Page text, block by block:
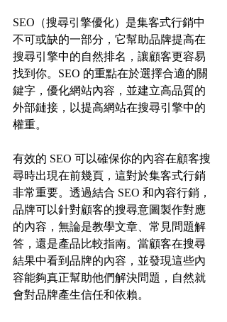
SEO（搜尋引擎優化）是集客式行銷中
不可或缺的一部分，它幫助品牌提高在
搜尋引擎中的自然排名，讓顧客更容易
找到你。SEO 的重點在於選擇合適的關
鍵字，優化網站內容，並建立高品質的
外部鏈接，以提高網站在搜尋引擎中的
權重。
有效的 SEO 可以確保你的內容在顧客搜
尋時出現在前幾頁，這對於集客式行銷
非常重要。透過結合 SEO 和內容行銷，
品牌可以針對顧客的搜尋意圖製作對應
的內容，無論是教學文章、常見問題解
答，還是產品比較指南。當顧客在搜尋
結果中看到品牌的內容，並發現這些內
容能夠真正幫助他們解決問題，自然就
會對品牌產生信任和依賴。